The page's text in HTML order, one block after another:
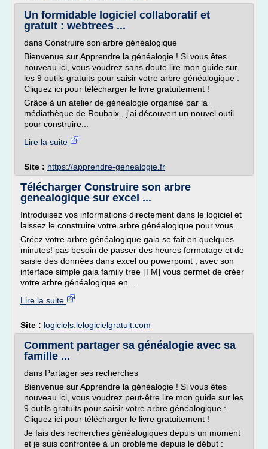
Un formidable logiciel collaboratif et
gratuit : webtrees ...
dans Construire son arbre généalogique
Bienvenue sur Apprendre la généalogie ! Si vous êtes
nouveau ici, vous voudrez sans doute lire mon guide sur
les 9 outils gratuits pour saisir votre arbre généalogique :
Cliquez ici pour télécharger le livre gratuitement !
Grâce à un atelier de généalogie organisé par la
médiathèque de Roubaix , j'ai découvert un nouvel outil
pour construire...
Lire la suite
Site : https://apprendre-genealogie.fr
Télécharger Construire son arbre
genealogique sur excel ...
Introduisez vos informations directement dans le logiciel et
laissez le construire votre arbre généalogique pour vous.
Créez votre arbre généalogique gaia se fait en quelques
minutes! pas besoin de passer des heures formatage et de
saisie des données dans excel ou powerpoint , avec son
interface simple gaia family tree [TM] vous permet de créer
votre arbre généalogique en...
Lire la suite
Site : logiciels.lelogicielgratuit.com
Comment partager sa généalogie avec sa
famille ...
dans Partager ses recherches
Bienvenue sur Apprendre la généalogie ! Si vous êtes
nouveau ici, vous voudrez peut-être lire mon guide sur les
9 outils gratuits pour saisir votre arbre généalogique :
Cliquez ici pour télécharger le livre gratuitement !
Je fais des recherches généalogiques depuis un moment
et je suis confrontée à un problème depuis le début :